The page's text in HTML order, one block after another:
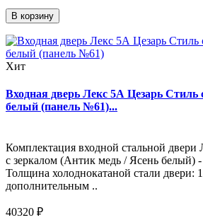
В корзину
Хит
Входная дверь Лекс 5А Цезарь Стиль
белый (панель №61)...
Комплектация входной стальной
с зеркалом (Антик медь / Ясень белый)
Толщина холоднокатаной стали двери:
дополнительным ..
40320 ₽